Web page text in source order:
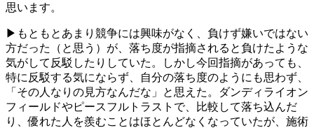
思います。
▶もともとあまり競争には興味がなく、負けず嫌いではない
方だった（と思う）が、落ち度が指摘されると負けたような
気がして反駁したりしていた。しかし今回指摘があっても、
特に反駁する気にならず、自分の落ち度のようにも思わず、
「その人なりの見方なんだな」と思えた。ダンディライオン
フィールドやピースフルトラストで、比較して落ち込んだ
り、優れた人を羨むことはほとんどなくなっていたが、施術